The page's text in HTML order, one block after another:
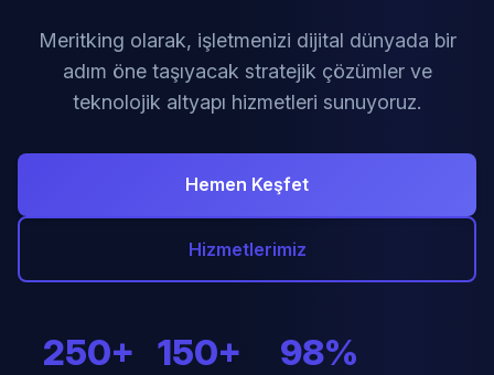
Meritking olarak, işletmenizi dijital dünyada bir
adım öne taşıyacak stratejik çözümler ve
teknolojik altyapı hizmetleri sunuyoruz.
Hemen Keşfet
Hizmetlerimiz
250+ 150+ 98%